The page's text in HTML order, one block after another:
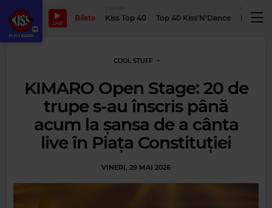
LIVE
Bilete Kiss Top 40 Top 40 Kiss'N'Dance
COOL STUFF
KIMARO Open Stage: 20 de
trupe s-au înscris până
acum la șansa de a cânta
live în Piața Constituției
VINERI, 29 MAI 2026